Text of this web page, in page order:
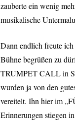
zauberte ein wenig
musikalische
Dann endlich freute
Bühne begrüßen zu
TRUMPETCALLin
wurden ja von den
vereitelt. Ihn hier im
Erinnerungen stiegen